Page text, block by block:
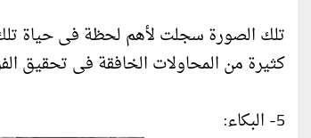
تلك الصورة سجلت لأهم لحظة فى حياة
كثيرة من المحاولات الخافقة فى تحقيق
5- البكاء: